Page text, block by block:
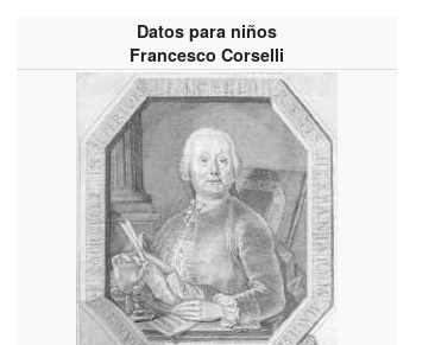
Datos para niños
Francesco Corselli